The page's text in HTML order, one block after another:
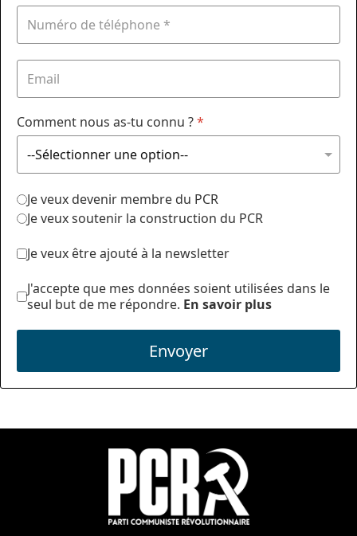
Comment nous as-tu connu ?*
Je veux devenir membre du PCR
Je veux soutenir la construction du PCR
Je veux être ajouté à la newsletter
J'accepte que mes données soient utilisées dans le
seul but de me répondre. En savoir plus
Envoyer